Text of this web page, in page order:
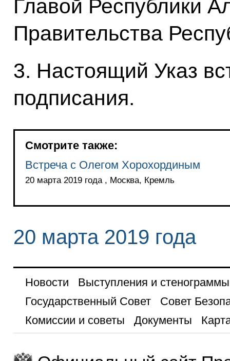
Главой Республики
Правительства
3. Настоящий Указ
подписания.
Смотрите также:
Встреча с Олегом Хорохординым
20 марта 2019 года , Москва, Кремль
20 марта 2019 года
Новости
Выступления и стенограммы
Государственный Совет
Совет
Комиссии и советы
Документы